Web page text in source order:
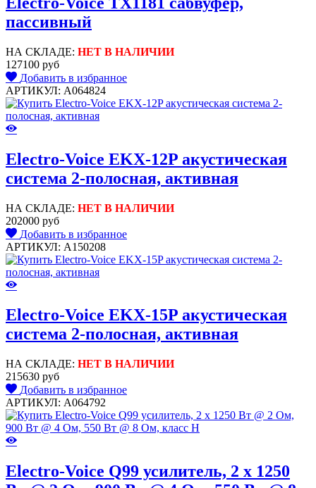
пассивный
НА СКЛАДЕ: НЕТ В НАЛИЧИИ
127100 руб
Добавить в избранное
АРТИКУЛ: A064824
Electro-Voice EKX-12P акустическая
система 2-полосная, активная
НА СКЛАДЕ: НЕТ В НАЛИЧИИ
202000 руб
Добавить в избранное
АРТИКУЛ: A150208
Electro-Voice EKX-15P акустическая
система 2-полосная, активная
НА СКЛАДЕ: НЕТ В НАЛИЧИИ
215630 руб
Добавить в избранное
АРТИКУЛ: A064792
Electro-Voice Q99 усилитель, 2 x 1250